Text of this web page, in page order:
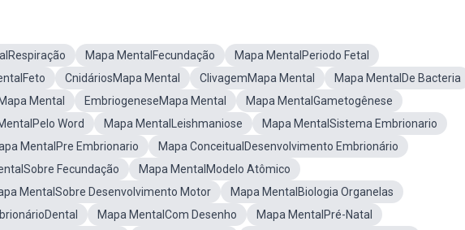
Mapa MentalFecundação
Mapa MentalPeriodo Fetal
CnidáriosMapa Mental ClivagemMapa Mental
Mapa MentalDe Bacteria
Mental EmbriogeneseMapa Mental
Mapa MentalGametogênese
Word Mapa MentalLeishmaniose
Mapa MentalSistema Embrionario
MentalPre Embrionario
Mapa ConceitualDesenvolvimento Embrionário
Fecundação
Mapa MentalModelo Atômico
MentalSobre Desenvolvimento Motor
Mapa MentalBiologia Organelas
Mapa MentalCom Desenho
Mapa MentalPré-Natal